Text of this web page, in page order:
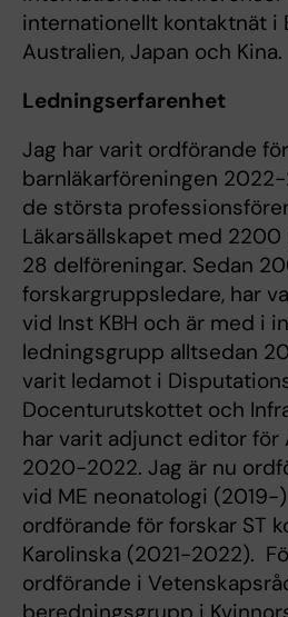
internationellt kontaktnät i
Australien, Japan och Kina.
Ledningserfarenhet
Jag har varit ordförande
barnläkarföreningen
de största
Läkarsällskapet med
28 delföreningar. Sedan
forskargruppsledare, har
vid Inst KBH och är med i
ledningsgrupp alltsedan
varit ledamot i
Docenturutskottet och
har varit adjunct editor för
2020-2022. Jag är nu
vid ME neonatologi
ordförande för forskar ST
Karolinska (2021-2022).
ordförande i